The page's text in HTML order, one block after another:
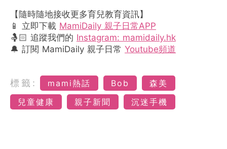
【隨時隨地接收更多育兒教育資訊】
📱 立即下載 MamiDaily 親子日常APP
🤱🏻 追蹤我們的 Instagram: mamidaily.hk
🔔 訂閱 MamiDaily 親子日常 Youtube頻道
標籤: mami熱話 Bob
森美
兒童健康
親子新聞 沉迷手機